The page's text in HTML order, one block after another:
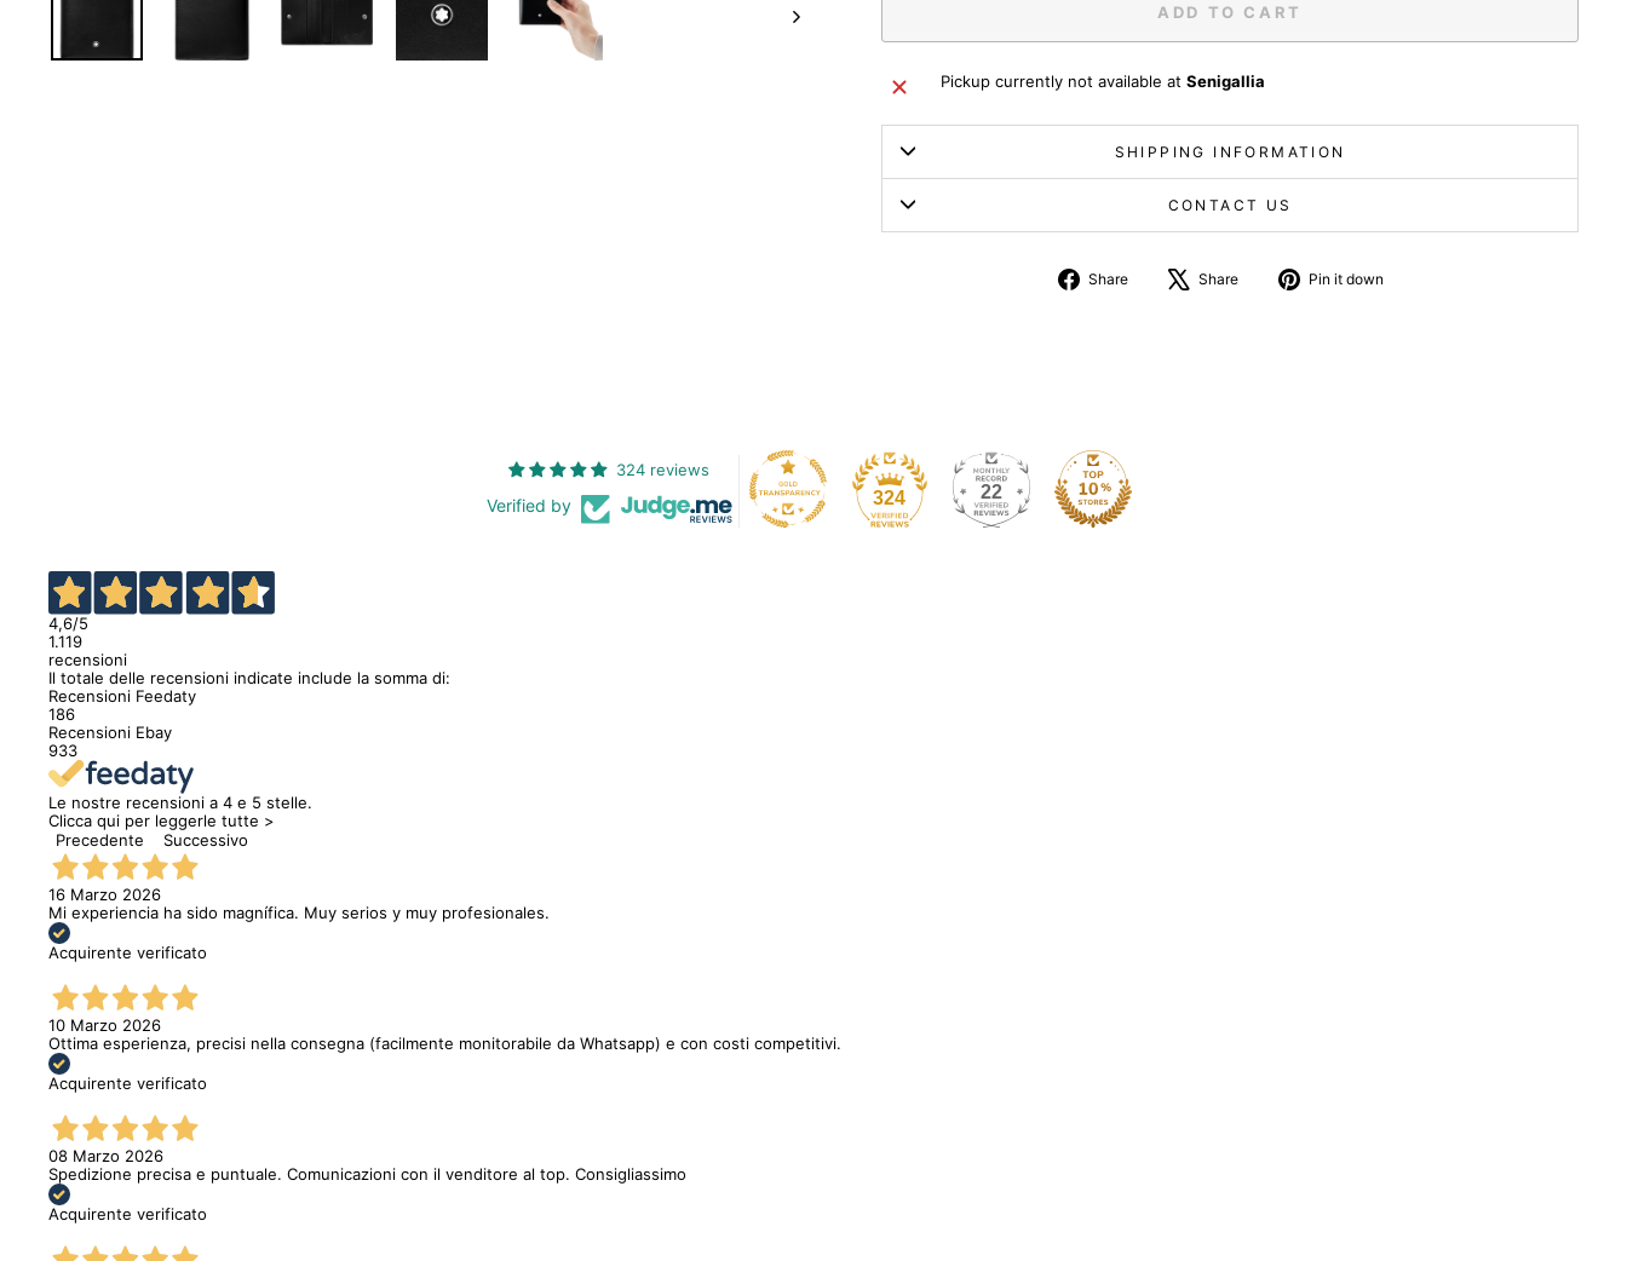
ADD TO CART
Pickup currently not available at Senigallia
SHIPPING INFORMATION
CONTACT US
Share
Share
Share
Tweet
about
Pin it down
324 reviews
Verified by 324 22
4,6/5
1.119
recensioni
Il totale delle recensioni indicate include la somma di:
Recensioni Feedaty
186
Recensioni Ebay
933
Le nostre recensioni a 4 e 5 stelle.
Clicca qui per leggerle tutte >
Precedente
Successivo
16 Marzo 2026
Mi experiencia ha sido magnífica. Muy serios y muy profesionales.
Acquirente verificato
10 Marzo 2026
Ottima esperienza, precisi nella consegna (facilmente monitorabile da Whatsapp) e con costi competitivi.
Acquirente verificato
08 Marzo 2026
Spedizione precisa e puntuale. Comunicazioni con il venditore al top. Consigliassimo
Acquirente verificato